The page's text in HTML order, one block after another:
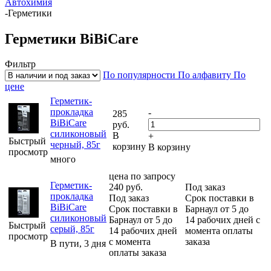
-Герметики
Герметики BiBiCare
Фильтр
По популярности По алфавиту По
цене
Быстрый
просмотр
Герметик-
прокладка
BiBiCare
силиконовый
черный, 85г
много
285
руб.
В
корзину
-
+
В корзину
Быстрый
просмотр
Герметик-
прокладка
BiBiCare
силиконовый
серый, 85г
В пути, 3 дня
цена по запросу
240 руб.
Под заказ
Срок поставки в
Барнаул от 5 до
14 рабочих дней
с момента
оплаты заказа
Под заказ
Срок поставки в
Барнаул от 5 до
14 рабочих дней с
момента оплаты
заказа